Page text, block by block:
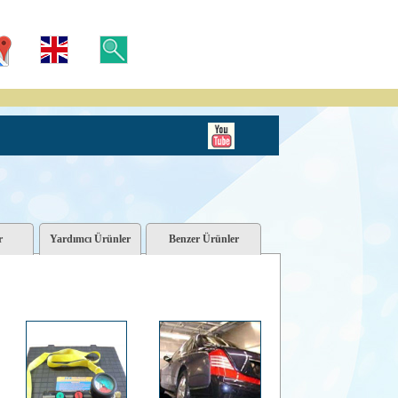
Yardımcı Ürünler Benzer Ürünler